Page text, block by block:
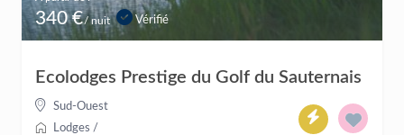
340 €/ nuit Vérifié
Ecolodges Prestige du Golf du Sauternais
Sud-Ouest
Lodges /